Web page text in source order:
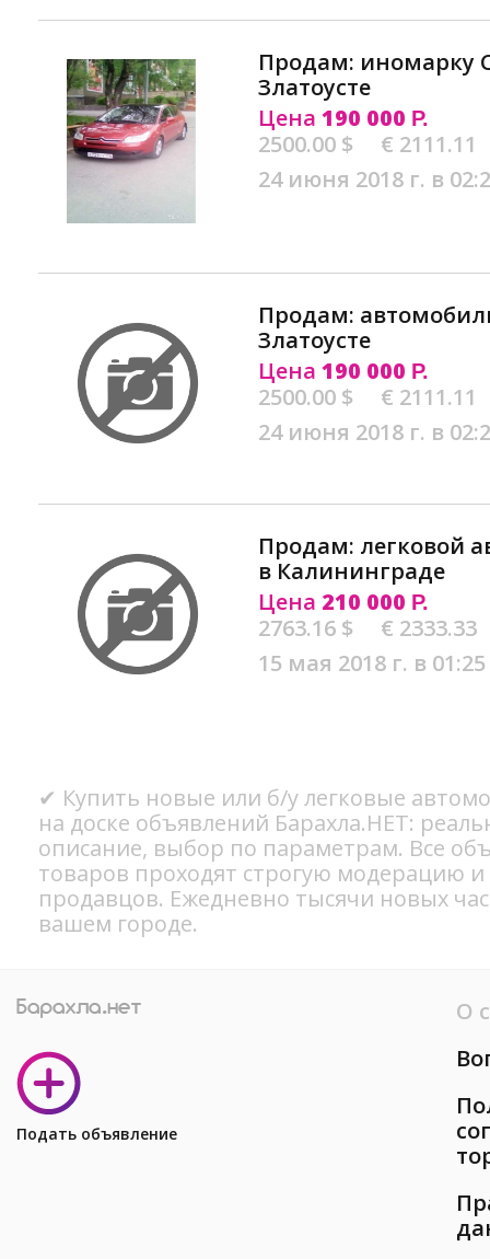
Продам: иномарку
Златоусте
Цена 190 000 Р.
2500.00 $
€ 2111.11
24 июня 2018 г. в
Продам:
Златоусте
Цена 190 000 Р.
2500.00 $
€ 2111.11
24 июня 2018 г. в
Продам: легковой
в Калининграде
Цена 210 000 Р.
2763.16 $
€ 2333.33
15 мая 2018 г. в 01:25
✔ Купить новые или б/у легковые
на доске объявлений Барахла.НЕТ:
описание, выбор по параметрам. Все
товаров проходят строгую модерацию
продавцов. Ежедневно тысячи новых
вашем городе.
Подать объявление
О